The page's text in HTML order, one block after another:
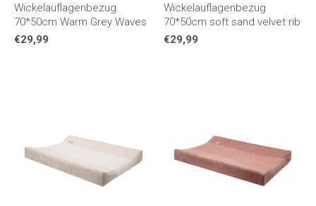
Wickelauflagenbezug
70*50cm Warm Grey Waves
€29,99
Wickelauflagenbezug
70*50cm soft sand velvet rib
€29,99